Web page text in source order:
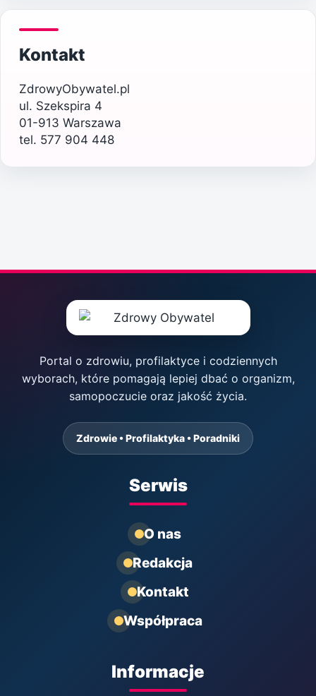
Kontakt
ZdrowyObywatel.pl
ul. Szekspira 4
01-913 Warszawa
tel. 577 904 448
Portal o zdrowiu, profilaktyce i codziennych
wyborach, które pomagają lepiej dbać o organizm,
samopoczucie oraz jakość życia.
Zdrowie • Profilaktyka • Poradniki
Serwis
O nas
Redakcja
Kontakt
Współpraca
Informacje